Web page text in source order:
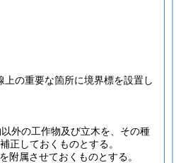
の重要な箇所に境界標を設置し
外の工作物及び立木を、その種
正しておくものとする。
附属させておくものとする。